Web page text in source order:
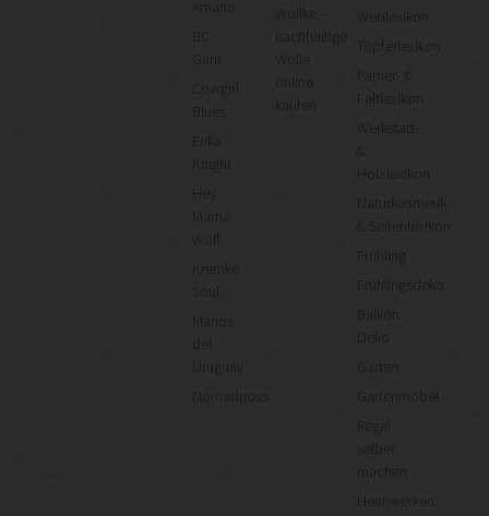
Cowgirl
Knight
Mama
Wolf
Kremke
Manos
Uruguay
Nomadnoss
Wollke –
nachhaltige
kaufen
Weblexikon
Töpferlexikon
Papier- &
Faltlexikon
Werkstatt-
&
Holzlexikon
Naturkosmetik-
& Seifenlexikon
Frühling
Frühlingsdeko
Balkon
Deko
Garten
Gartenmöbel
Regal
Heimwerken